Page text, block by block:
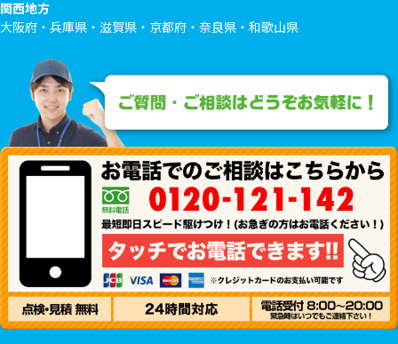
関西地方
大阪府・兵庫県・滋賀県・京都府・奈良県・和歌山県